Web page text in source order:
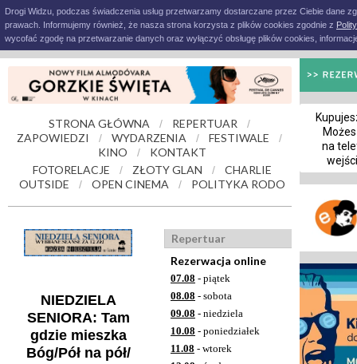
Drogi Widzu, podczas świadczenia usług przetwarzamy dostarczane przez Ciebie dane
prawach. Informujemy również, że nasza strona korzysta z plików cookies zgodnie z
wycofać zgodę na przetwarzanie danych oraz wyłączyć obsługę plików cookies,
STRONA GŁÓWNA / REPERTUAR /
ZAPOWIEDZI / WYDARZENIA / FESTIWALE /
KINO /
KONTAKT
FOTORELACJE
/ ZŁOTY GLAN /
CHARLIE
OUTSIDE
/ OPEN CINEMA / POLITYKA RODO
NIEDZIELA
SENIORA: Tam
gdzie mieszka
Bóg/Pół na pół/
Repertuar
Rezerwacja online
07.08 - piątek
08.08 - sobota
09.08 - niedziela
10.08 - poniedziałek
11.08 - wtorek
na